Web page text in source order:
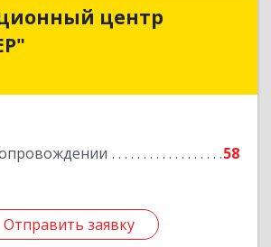
центр
58
Отправить заявку
центр
Подробнее
Отправить заявку